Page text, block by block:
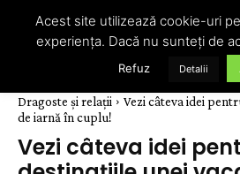
Dragoste și relații
Vezi câteva idei
de iarnă în cuplu!
Vezi câteva idei
Acest site utilizează cookie-uri
experiența. Dacă nu sunteți de
Refuz Detalii